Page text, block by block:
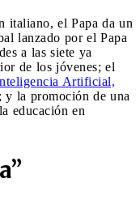
italiano, el Papa da un
lanzado por el Papa
a las siete ya
de los jóvenes; el
Artificial,
y la promoción de una
educación en